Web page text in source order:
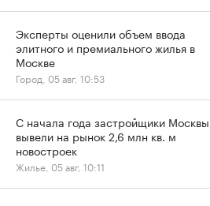
Эксперты оценили объем ввода
элитного и премиального жилья в
Москве
Город, 05 авг, 10:53
С начала года застройщики Москвы
вывели на рынок 2,6 млн кв. м
новостроек
Жилье, 05 авг, 10:11